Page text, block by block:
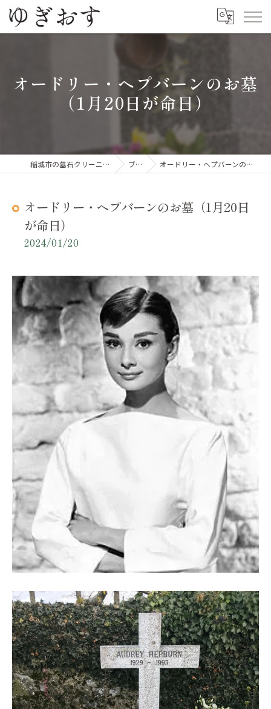
オードリー・ヘプバーンのお墓
（1月20日が命日）
稲城市の墓石クリーニングならゆぎおす ブログ オードリー・ヘプバーンのお墓（1月20日が命日）
オードリー・ヘプバーンのお墓（1月20日
が命日）
2024/01/20